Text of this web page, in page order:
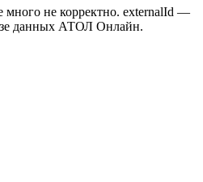
не корректно. externalId —
данных АТОЛ Онлайн.